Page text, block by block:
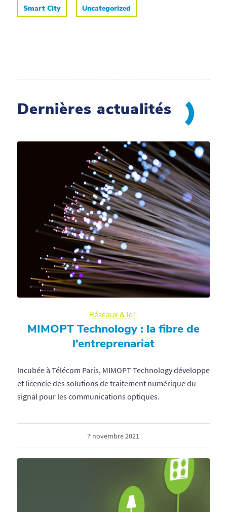
Smart City Uncategorized
Dernières actualités
Réseaux & IoT
MIMOPT Technology : la fibre de
l’entreprenariat
Incubée à Télécom Paris, MIMOPT Technology développe
et licencie des solutions de traitement numérique du
signal pour les communications optiques.
7 novembre 2021